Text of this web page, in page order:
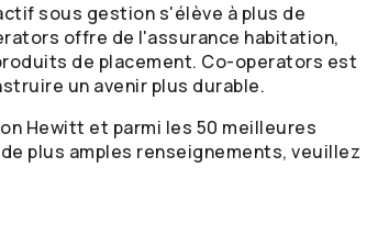
sous gestion s'élève à plus de
offre de l'assurance habitation,
de placement. Co-operators est
un avenir plus durable.
Hewitt et parmi les 50 meilleures
plus amples renseignements, veuillez